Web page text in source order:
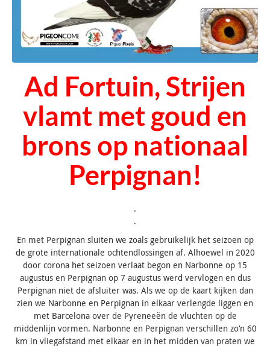
Ad Fortuin, Strijen
vlamt met goud en
brons op nationaal
Perpignan!
.
.
En met Perpignan sluiten we zoals gebruikelijk het seizoen op
de grote internationale ochtendlossingen af. Alhoewel in 2020
door corona het seizoen verlaat begon en Narbonne op 15
augustus en Perpignan op 7 augustus werd vervlogen en dus
Perpignan niet de afsluiter was. Als we op de kaart kijken dan
zien we Narbonne en Perpignan in elkaar verlengde liggen en
met Barcelona over de Pyreneeën de vluchten op de
middenlijn vormen. Narbonne en Perpignan verschillen zo‘n 60
km in vliegafstand met elkaar en in het midden van praten we